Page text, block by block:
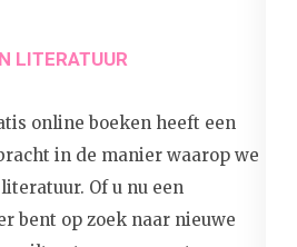
LITERATUUR
online boeken heeft een
in de manier waarop we
Of u nu een
bent op zoek naar nieuwe